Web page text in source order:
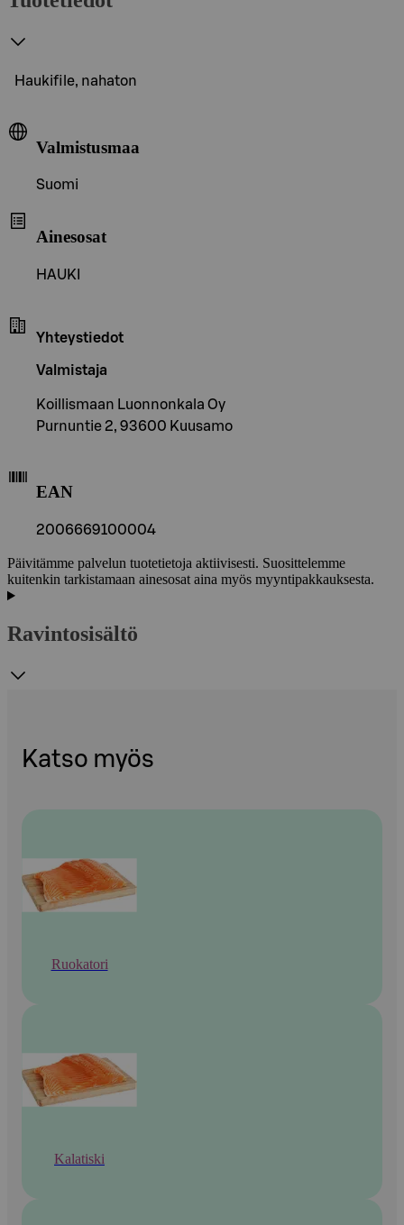
Haukifile, nahaton
Valmistusmaa
Suomi
Ainesosat
HAUKI
Yhteystiedot
Valmistaja
Koillismaan Luonnonkala Oy
Purnuntie 2, 93600 Kuusamo
EAN
2006669100004
Päivitämme palvelun tuotetietoja aktiivisesti. Suosittelemme
kuitenkin tarkistamaan ainesosat aina myös myyntipakkauksesta.
Ravintosisältö
Katso myös
Ruokatori
Kalatiski